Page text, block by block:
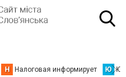
Н Налоговая информирует Ю